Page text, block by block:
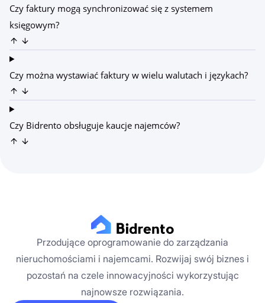
Czy faktury mogą synchronizować się z systemem
księgowym?
Czy można wystawiać faktury w wielu walutach i językach?
Czy Bidrento obsługuje kaucje najemców?
Przodujące oprogramowanie do zarządzania
nieruchomościami i najemcami. Rozwijaj swój biznes i
pozostań na czele innowacyjności wykorzystując
najnowsze rozwiązania.